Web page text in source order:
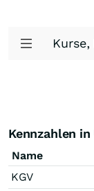
Kennzahlen in
Name
KGV